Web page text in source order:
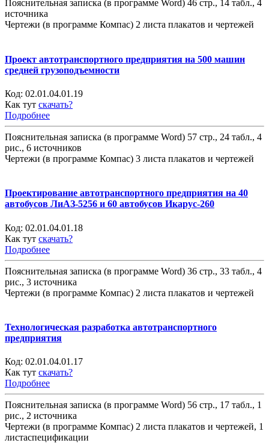
Пояснительная записка (в программе Word) 46 стр., 14 табл., 4
источника
Чертежи (в программе Компас) 2 листа плакатов и чертежей
Проект автотранспортного предприятия на 500 машин
средней грузоподъемности
Код: 02.01.04.01.19
Как тут скачать?
Подробнее
Пояснительная записка (в программе Word) 57 стр., 24 табл., 4
рис., 6 источников
Чертежи (в программе Компас) 3 листа плакатов и чертежей
Проектирование автотранспортного предприятия на 40
автобусов ЛиАЗ-5256 и 60 автобусов Икарус-260
Код: 02.01.04.01.18
Как тут скачать?
Подробнее
Пояснительная записка (в программе Word) 36 стр., 33 табл., 4
рис., 3 источника
Чертежи (в программе Компас) 2 листа плакатов и чертежей
Технологическая разработка автотранспортного
предприятия
Код: 02.01.04.01.17
Как тут скачать?
Подробнее
Пояснительная записка (в программе Word) 56 стр., 17 табл., 1
рис., 2 источника
Чертежи (в программе Компас) 2 листа плакатов и чертежей, 1
листаспецификации